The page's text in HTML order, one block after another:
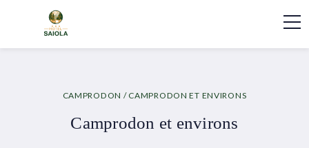
CAMPRODON / CAMPRODON ET ENVIRONS
Camprodon et environs